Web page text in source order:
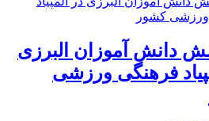
دانش آموزان البرزی
فرهنگی ورزشی